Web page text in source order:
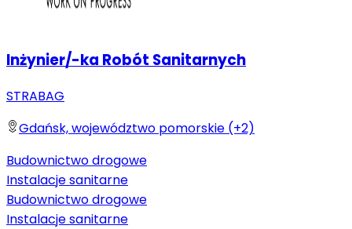
Inżynier/-ka Robót Sanitarnych
STRABAG
Gdańsk, województwo pomorskie (+2)
Budownictwo drogowe
Instalacje sanitarne
Budownictwo drogowe
Instalacje sanitarne